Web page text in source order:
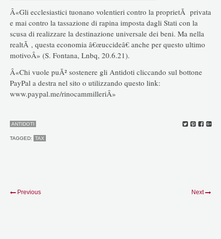
Â«Gli ecclesiastici tuonano volentieri contro la proprietÃ privata
e mai contro la tassazione di rapina imposta dagli Stati con la
scusa di realizzare la destinazione universale dei beni. Ma nella
realtÃ , questa economia â€œuccideâ€ anche per questo ultimo
motivoÂ» (S. Fontana, Lnbq, 20.6.21).
Â«Chi vuole puÃ² sostenere gli Antidoti cliccando sul bottone
PayPal a destra nel sito o utilizzando questo link:
www.paypal.me/rinocammilleriÂ»
ANTIDOTI
TAGGED: TAX
Previous Next